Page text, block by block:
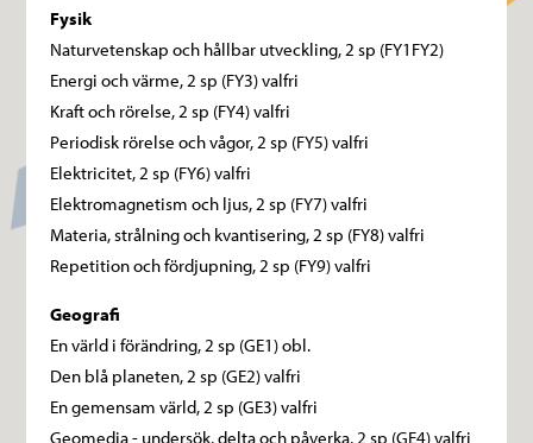
Fysik
Naturvetenskap och hållbar utveckling, 2 sp (FY1FY2)
Energi och värme, 2 sp (FY3) valfri
Kraft och rörelse, 2 sp (FY4) valfri
Periodisk rörelse och vågor, 2 sp (FY5) valfri
Elektricitet, 2 sp (FY6) valfri
Elektromagnetism och ljus, 2 sp (FY7) valfri
Materia, strålning och kvantisering, 2 sp (FY8) valfri
Repetition och fördjupning, 2 sp (FY9) valfri
Geografi
En värld i förändring, 2 sp (GE1) obl.
Den blå planeten, 2 sp (GE2) valfri
En gemensam värld, 2 sp (GE3) valfri
Geomedia - undersök, delta och påverka, 2 sp (GE4) valfri